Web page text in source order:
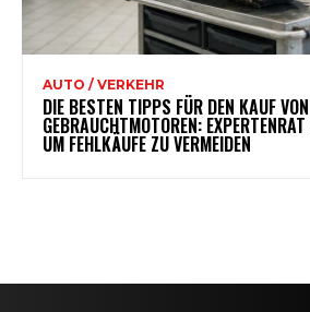
AUTO / VERKEHR
DIE BESTEN TIPPS FÜR DEN KAUF VON
GEBRAUCHTMOTOREN:
UM FEHLKÄUFE ZU VERMEIDEN